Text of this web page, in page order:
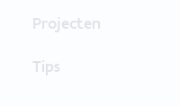
Projecten
Tips